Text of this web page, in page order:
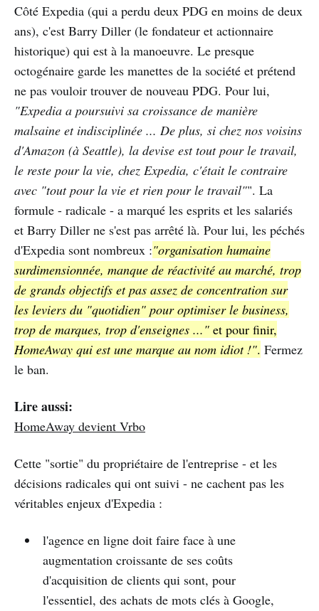
Côté Expedia (qui a perdu deux PDG en moins de deux
ans), c'est Barry Diller (le fondateur et actionnaire
historique) qui est à la manoeuvre. Le presque
octogénaire garde les manettes de la société et prétend
ne pas vouloir trouver de nouveau PDG. Pour lui,
"Expedia a poursuivi sa croissance de manière
malsaine et indisciplinée ... De plus, si chez nos voisins
d'Amazon (à Seattle), la devise est tout pour le travail,
le reste pour la vie, chez Expedia, c'était le contraire
avec "tout pour la vie et rien pour le travail"". La
formule - radicale - a marqué les esprits et les salariés
et Barry Diller ne s'est pas arrêté là. Pour lui, les péchés
d'Expedia sont nombreux :"organisation humaine
surdimensionnée, manque de réactivité au marché, trop
de grands objectifs et pas assez de concentration sur
les leviers du "quotidien" pour optimiser le business,
trop de marques, trop d'enseignes ..." et pour finir,
HomeAway qui est une marque au nom idiot !". Fermez
le ban.
Lire aussi:
HomeAway devient Vrbo
Cette "sortie" du propriétaire de l'entreprise - et les
décisions radicales qui ont suivi - ne cachent pas les
véritables enjeux d'Expedia :
l'agence en ligne doit faire face à une
augmentation croissante de ses coûts
d'acquisition de clients qui sont, pour
l'essentiel, des achats de mots clés à Google,